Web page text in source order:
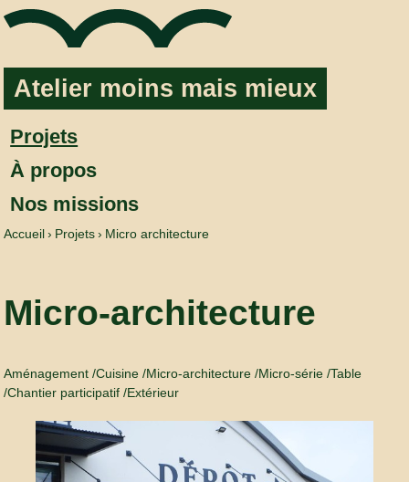
Aller au contenu
Atelier moins mais mieux
Projets
À propos
Nos missions
Accueil Projets Micro architecture
Micro-architecture
Aménagement Cuisine Micro-architecture Micro-série Table
Chantier participatif Extérieur